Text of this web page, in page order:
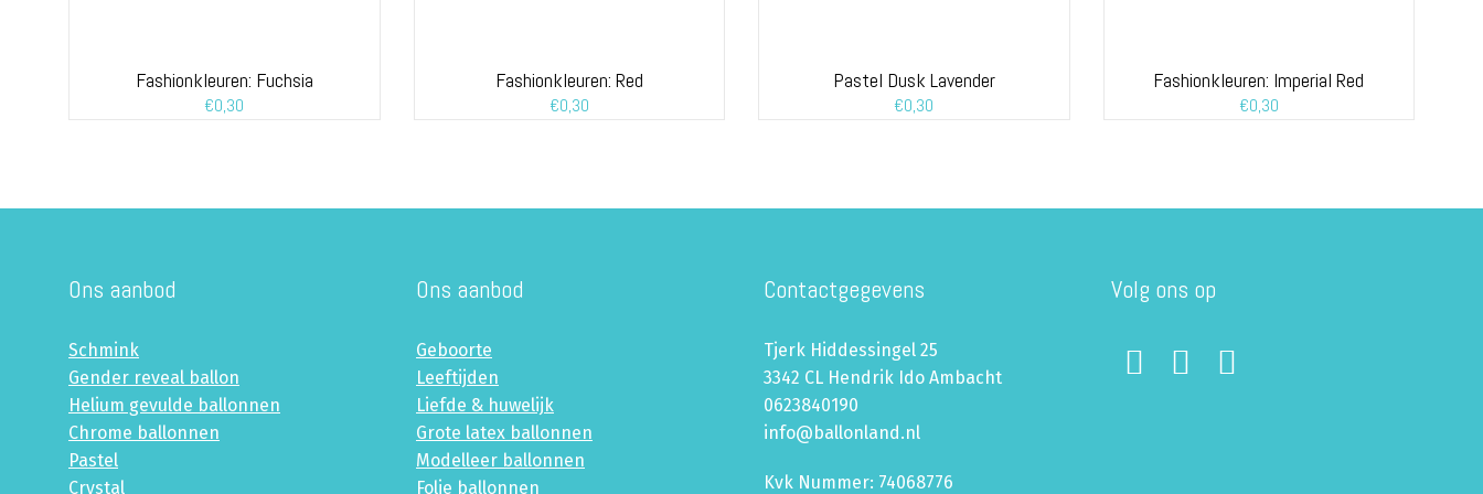
Fashionkleuren: Fuchsia
€0,30
Fashionkleuren: Red
€0,30
Pastel Dusk Lavender
€0,30
Fashionkleuren: Imperial Red
€0,30
Ons aanbod
Schmink
Gender reveal ballon
Helium gevulde ballonnen
Chrome ballonnen
Pastel
Crystal
Ons aanbod
Geboorte
Leeftijden
Liefde & huwelijk
Grote latex ballonnen
Modelleer ballonnen
Folie ballonnen
Contactgegevens
Tjerk Hiddessingel 25
3342 CL Hendrik Ido Ambacht
0623840190
info@ballonland.nl
Kvk Nummer: 74068776
Volg ons op